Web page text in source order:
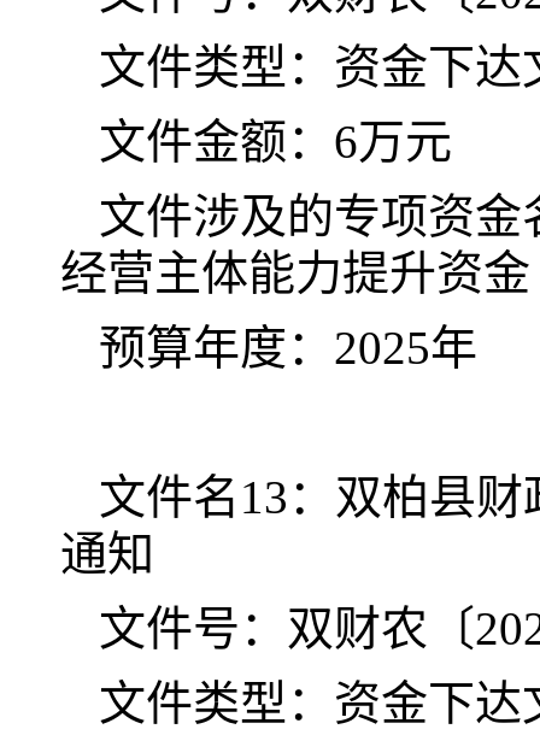
文件类型：资金下达
文件金额：6万元
文件涉及的专项资
经营主体能力提升资金
预算年度：2025年
文件名13：双柏县
通知
文件号：双财农〔
文件类型：资金下达